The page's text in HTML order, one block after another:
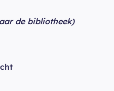
de bibliotheek)